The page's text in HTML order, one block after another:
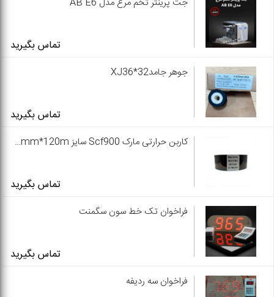
تماس بگیرید
جوهر جامدXJ36*32
تماس بگیرید
کاربن حرارتی مارک Scf900 سایز 2/5mm*120m
تماس بگیرید
فراخوان تک خط سون سگمنت
تماس بگیرید
فراخوان سه ردیفه